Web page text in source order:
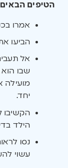
הטיפים
אמרו
הביעו
אל
שבו הוא
מועילה
יחד.
הקשיבו
הילד
נסו
עשוי